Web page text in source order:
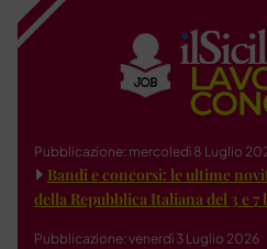
Pubblicazione: mercoledì 8 Luglio
Bandi e concorsi: le ultime
della Repubblica Italiana del 3 e 7
Pubblicazione: venerdì 3 Luglio 2026